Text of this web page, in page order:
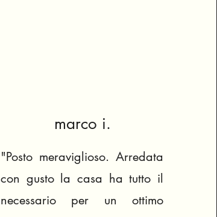
marco i.
"Posto meraviglioso. Arredata
con gusto la casa ha tutto il
necessario per un ottimo